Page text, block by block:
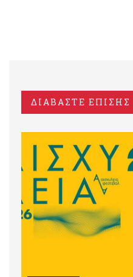
ΔΙΑΒΑΣΤΕ ΕΠΙΣΗΣ